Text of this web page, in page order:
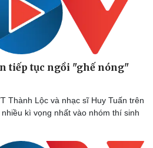
Sành điệu
Tin Công nghệ
Trải nghiệm
Chuyển đổi số
tiếp tục ngồi "ghế nóng"
Thành Lộc và nhạc sĩ Huy Tuấn trên
kì vọng nhất vào nhóm thí sinh